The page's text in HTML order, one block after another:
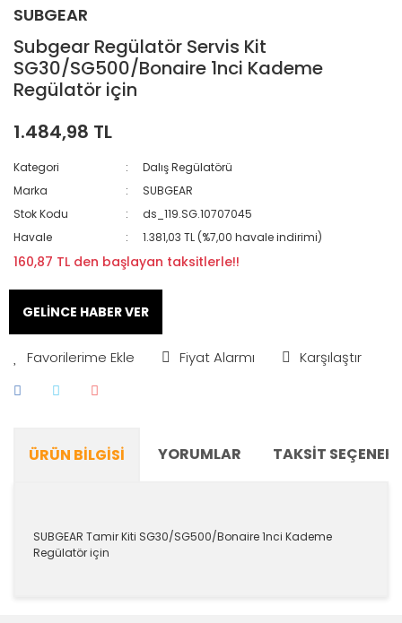
SUBGEAR
Subgear Regülatör Servis Kit
SG30/SG500/Bonaire 1nci Kademe
Regülatör için
1.484,98 TL
Kategori
Dalış Regülatörü
Marka
SUBGEAR
Stok Kodu
ds_119.SG.10707045
Havale
1.381,03 TL (%7,00 havale indirimi)
160,87 TL den başlayan taksitlerle!!
GELİNCE HABER VER
Fiyat Alarmı Karşılaştır
ÜRÜN BILGISI YORUMLAR TAKSIT
SUBGEAR Tamir Kiti SG30/SG500/Bonaire 1nci Kademe
Regülatör için